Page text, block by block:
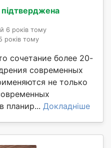
підтверджена
6 років тому
років тому
сочетание более 20-
современных
не только
планир... Докладніше